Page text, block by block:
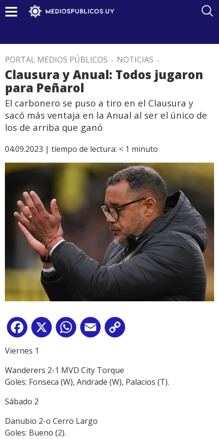
PORTAL MEDIOS PÚBLICOS . NOTICIAS .
Clausura y Anual: Todos jugaron
para Peñarol
El carbonero se puso a tiro en el Clausura y
sacó más ventaja en la Anual al ser el único de
los de arriba que ganó
04.09.2023 | tiempo de lectura: < 1 minuto
Facebook
X WhatsApp
Email
Viernes 1
Wanderers 2-1 MVD City Torque
Goles: Fonseca (W), Andrade (W), Palacios (T).
Sábado 2
Danubio 2-o Cerro Largo
Goles: Bueno (2).